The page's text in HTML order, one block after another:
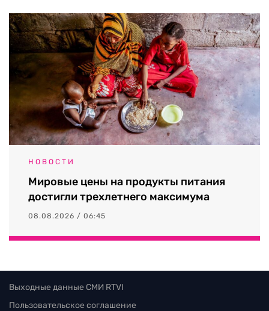
НОВОСТИ
Мировые цены на продукты питания
достигли трехлетнего максимума
08.08.2026 / 06:45
Выходные данные СМИ RTVI
Пользовательское соглашение